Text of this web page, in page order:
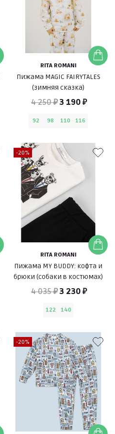
RITA ROMANI
Пижама MAGIC FAIRYTALES
(зимняя сказка)
4 250 ₽3 190 ₽
92 98 110 116
-20%
RITA ROMANI
Пижама MY BUDDY: кофта и
брюки (собаки в костюмах)
4 035 ₽3 230 ₽
122 140
-20%